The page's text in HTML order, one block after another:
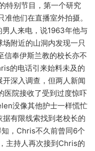
特别节目，第一个研究
他们在直播室外拍摄。
人来电，说1963年他与
附近的山洞内发现一只
信奉伊斯兰教的校长亦不
的电话引来始料未及的
深入调查，但两人新闻
医院接收了受到过度惊吓
没像其他护士一样慌忙
有限线索找到老校长的
，Chris不久前曾同6个
主持人再次接到Chris的